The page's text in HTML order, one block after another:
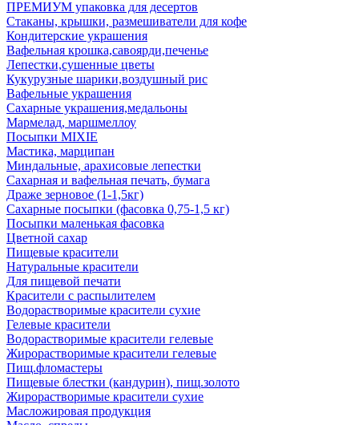
ПРЕМИУМ упаковка для десертов
Стаканы, крышки, размешиватели для кофе
Кондитерские украшения
Вафельная крошка,савоярди,печенье
Лепестки,сушенные цветы
Кукурузные шарики,воздушный рис
Вафельные украшения
Сахарные украшения,медальоны
Мармелад, маршмеллоу
Посыпки MIXIE
Мастика, марципан
Миндальные, арахисовые лепестки
Сахарная и вафельная печать, бумага
Драже зерновое (1-1,5кг)
Сахарные посыпки (фасовка 0,75-1,5 кг)
Посыпки маленькая фасовка
Цветной сахар
Пищевые красители
Натуральные красители
Для пищевой печати
Красители с распылителем
Водорастворимые красители сухие
Гелевые красители
Водорастворимые красители гелевые
Жирорастворимые красители гелевые
Пищ.фломастеры
Пищевые блестки (кандурин), пищ.золото
Жирорастворимые красители сухие
Масложировая продукция